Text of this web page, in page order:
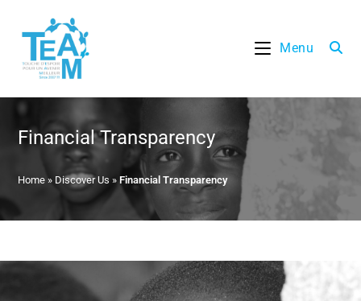
Menu
Financial Transparency
Home » Discover Us »Financial Transparency